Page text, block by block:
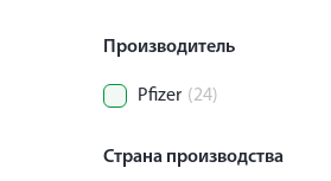
Производитель
Pfizer (24)
Страна производства